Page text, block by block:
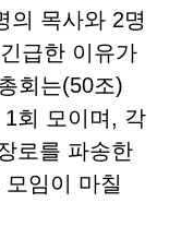
의 목사와 2명
급한 이유가
회는(50조)
회 모이며, 각
로를 파송한
임이 마칠